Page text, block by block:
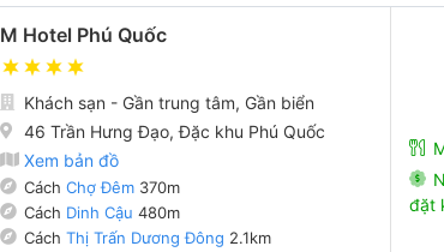
M Hotel Phú Quốc
Khách sạn - Gần trung tâm, Gần biển
46 Trần Hưng Đạo, Đặc khu Phú Quốc
Xem bản đồ
CáchChợ Đêm 370m
Cách Dinh Cậu 480m
CáchThị Trấn Dương Đông 2.1km
đặt